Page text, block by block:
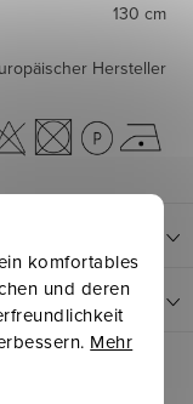
komfortables
und deren
Mehr
130 cm
Hersteller